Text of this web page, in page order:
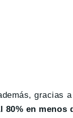
gracias
80% en menos